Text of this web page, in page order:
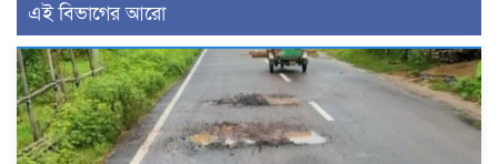
এই বিভাগের আরো